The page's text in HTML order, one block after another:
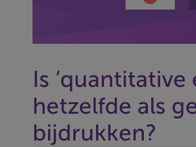
Is ‘quantitative
hetzelfde als
bijdrukken?